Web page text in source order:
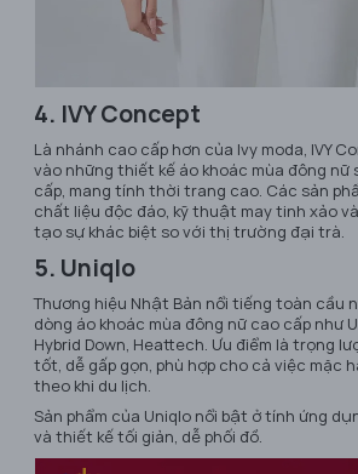
4. IVY Concept
Là nhánh cao cấp hơn của Ivy moda, IVY
vào những thiết kế áo khoác mùa đông nữ
cấp, mang tính thời trang cao. Các sản
chất liệu độc đáo, kỹ thuật may tinh xảo
tạo sự khác biệt so với thị trường đại trà.
5. Uniqlo
Thương hiệu Nhật Bản nổi tiếng toàn cầu
dòng áo khoác mùa đông nữ cao cấp như
Hybrid Down, Heattech. Ưu điểm là trọng
tốt, dễ gấp gọn, phù hợp cho cả việc mặc
theo khi du lịch.
Sản phẩm của Uniqlo nổi bật ở tính ứng
và thiết kế tối giản, dễ phối đồ.